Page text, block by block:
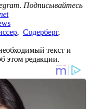
Подписывайтесь
, Содерберг,
текст и
этом редакции.